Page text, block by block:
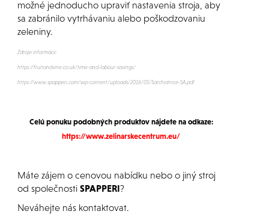
možné jednoducho upraviť nastavenia stroja, aby
sa zabránilo vytrhávaniu alebo poškodzovaniu
zeleniny.
Zdroje informácií:
https://fruitandvine.co.uk/time-and-labour-savings/
https://www.spapperi.com/wp-content/uploads/2016/05/Sarchiatrice-SA.pdf
Celú ponuku podobných produktov nájdete na odkaze:
https://www.zelinarskecentrum.eu/
Máte zájem o cenovou nabídku nebo o jiný stroj
od společnosti SPAPPERI?
Neváhejte nás kontaktovat.